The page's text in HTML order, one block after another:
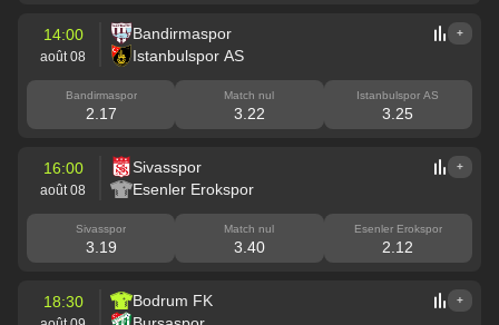
14:00
août 08
Bandirmaspor
Istanbulspor AS
+
Bandirmaspor
2.17
Match nul
3.22
Istanbulspor AS
3.25
16:00
août 08
Sivasspor
Esenler Erokspor
+
Sivasspor
3.19
Match nul
3.40
Esenler Erokspor
2.12
18:30
Bodrum FK
+